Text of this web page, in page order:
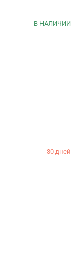
В НАЛИЧИИ
30 дней